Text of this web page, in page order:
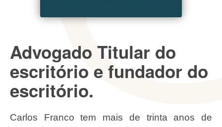
Advogado Titular do
escritório e fundador do
escritório.
Carlos Franco tem mais de trinta anos de